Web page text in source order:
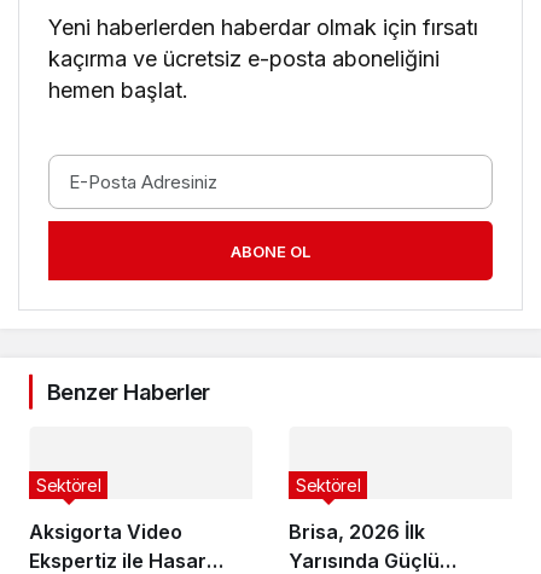
Yeni haberlerden haberdar olmak için fırsatı
kaçırma ve ücretsiz e-posta aboneliğini
hemen başlat.
ABONE OL
Benzer Haberler
Aksigorta Video
Ekspertiz ile Hasar
Sektörel
Brisa, 2026 İlk
Yarısında Güçlü
Sektörel